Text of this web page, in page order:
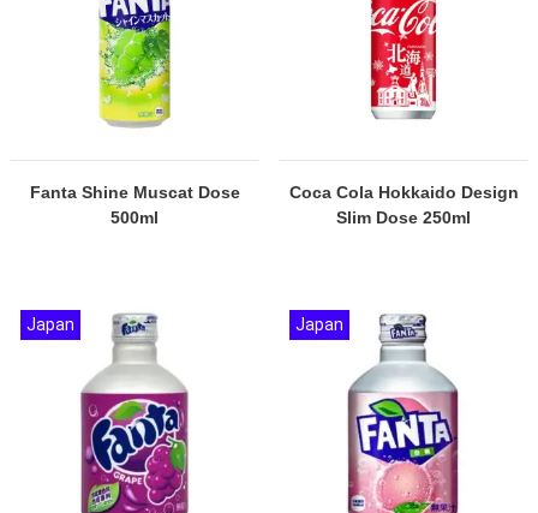
Fanta Shine Muscat Dose
500ml
Coca Cola Hokkaido Design
Slim Dose 250ml
Japan Japan